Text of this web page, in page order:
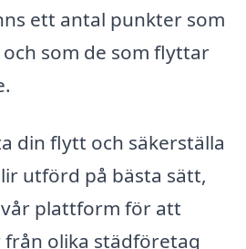
ett antal punkter som
som de som flyttar
din flytt och säkerställa
utförd på bästa sätt,
plattform för att
olika städföretag